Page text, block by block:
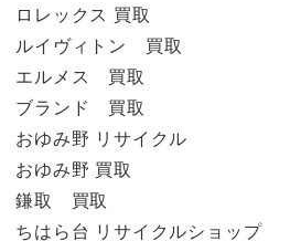
ロレックス 買取
ルイヴィトン 買取
エルメス 買取
ブランド 買取
おゆみ野 リサイクル
おゆみ野 買取
鎌取 買取
ちはら台 リサイクルショップ